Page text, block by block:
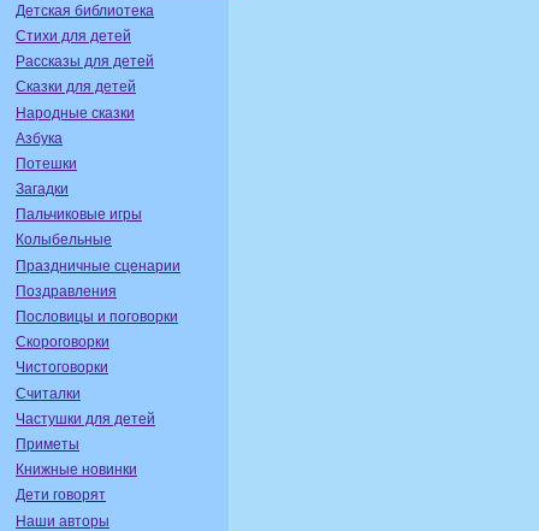
Детская библиотека
Стихи для детей
Рассказы для детей
Сказки для детей
Народные сказки
Азбука
Потешки
Загадки
Пальчиковые игры
Колыбельные
Праздничные сценарии
Поздравления
Пословицы и поговорки
Скороговорки
Чистоговорки
Считалки
Частушки для детей
Приметы
Книжные новинки
Дети говорят
Наши авторы